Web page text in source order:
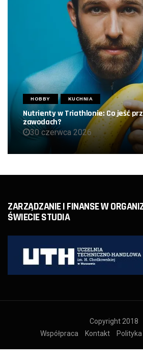
HOBBY KUCHNIA
Nutrienty w Triathlonie: Co jeść
zawodach?
30 czerwca 2026
ZARZĄDZANIE I FINANSE W
ŚWIECIE STUDIA
Copyright 2018
Współpraca
Kontakt